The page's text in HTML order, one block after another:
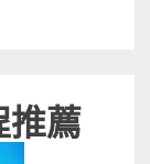
推薦